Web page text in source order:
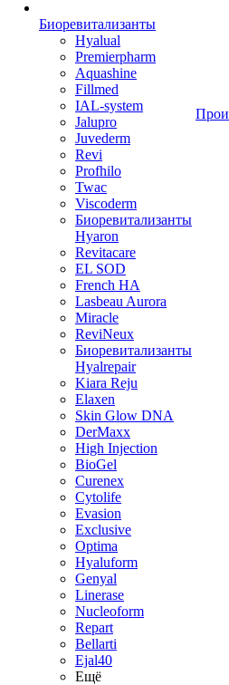
Биоревитализанты
Hyalual
Premierpharm
Aquashine
Fillmed
IAL-system
Jalupro
Juvederm
Revi
Profhilo
Twac
Viscoderm
Биоревитализанты
Hyaron
Revitacare
EL SOD
French HA
Lasbeau Aurora
Miracle
ReviNeux
Биоревитализанты
Hyalrepair
Kiara Reju
Elaxen
Skin Glow DNA
DerMaxx
High Injection
BioGel
Curenex
Cytolife
Evasion
Exclusive
Optima
Hyaluform
Genyal
Linerase
Nucleoform
Repart
Bellarti
Ejal40
Ещё